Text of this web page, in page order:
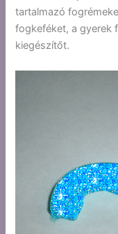
tartalmazó
fogkeféket, a gyerek
kiegészítőt.